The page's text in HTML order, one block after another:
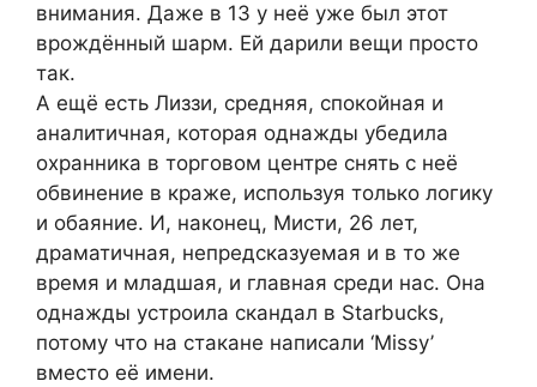
внимания. Даже в 13 у неё уже был этот
врождённый шарм. Ей дарили вещи просто
так.
А ещё есть Лиззи, средняя, спокойная и
аналитичная, которая однажды убедила
охранника в торговом центре снять с неё
обвинение в краже, используя только логику
и обаяние. И, наконец, Мисти, 26 лет,
драматичная, непредсказуемая и в то же
время и младшая, и главная среди нас. Она
однажды устроила скандал в Starbucks,
потому что на стакане написали ‘Missy’
вместо её имени.